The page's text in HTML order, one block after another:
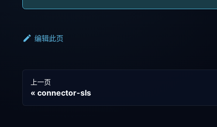
编辑此页
上一页
connector-sls